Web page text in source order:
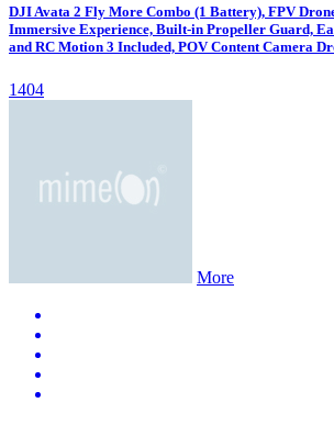
DJI Avata 2 Fly More Combo (1 Battery), FPV
Immersive Experience, Built-in Propeller Guard,
and RC Motion 3 Included, POV Content Camera
1404
More